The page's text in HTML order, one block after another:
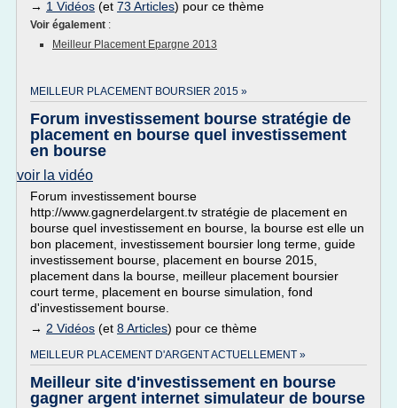
→ 1 Vidéos (et 73 Articles) pour ce thème
Voir également :
Meilleur Placement Epargne 2013
MEILLEUR PLACEMENT BOURSIER 2015 »
Forum investissement bourse stratégie de
placement en bourse quel investissement
en bourse
voir la vidéo
Forum investissement bourse
http://www.gagnerdelargent.tv stratégie de placement en
bourse quel investissement en bourse, la bourse est elle un
bon placement, investissement boursier long terme, guide
investissement bourse, placement en bourse 2015,
placement dans la bourse, meilleur placement boursier
court terme, placement en bourse simulation, fond
d'investissement bourse.
→ 2 Vidéos (et 8 Articles) pour ce thème
MEILLEUR PLACEMENT D'ARGENT ACTUELLEMENT »
Meilleur site d'investissement en bourse
gagner argent internet simulateur de bourse